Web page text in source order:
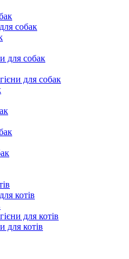
собак
для собак
для собак
котів
для котів
для котів